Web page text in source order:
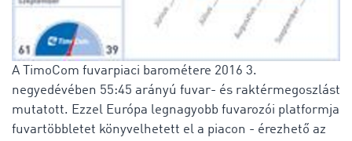
A TimoCom fuvarpiaci barométere 2016 3.
negyedévében 55:45 arányú fuvar- és raktérmegoszlást
mutatott. Ezzel Európa legnagyobb fuvarozói platformja
fuvartöbbletet könyvelhetett el a piacon - érezhető az